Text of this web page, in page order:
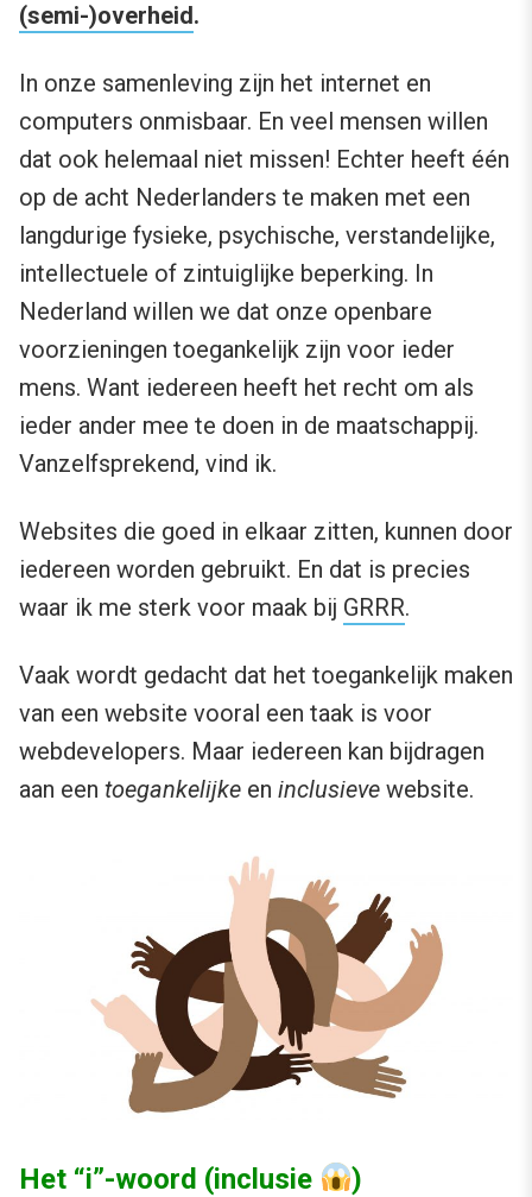
(semi-)overheid.
In onze samenleving zijn het internet en
computers onmisbaar. En veel mensen willen
dat ook helemaal niet missen! Echter heeft één
op de acht Nederlanders te maken met een
langdurige fysieke, psychische, verstandelijke,
intellectuele of zintuiglijke beperking. In
Nederland willen we dat onze openbare
voorzieningen toegankelijk zijn voor ieder
mens. Want iedereen heeft het recht om als
ieder ander mee te doen in de maatschappij.
Vanzelfsprekend, vind ik.
Websites die goed in elkaar zitten, kunnen door
iedereen worden gebruikt. En dat is precies
waar ik me sterk voor maak bij GRRR.
Vaak wordt gedacht dat het toegankelijk maken
van een website vooral een taak is voor
webdevelopers. Maar iedereen kan bijdragen
aan een toegankelijke en inclusieve website.
Het “i”-woord (inclusie )